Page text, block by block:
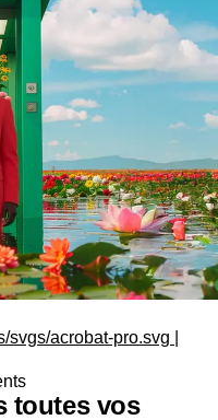
acrobat-pro.svg |
toutes vos